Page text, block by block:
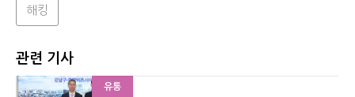
해킹
관련 기사
유통